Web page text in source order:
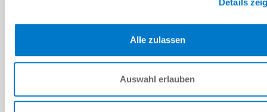
Alle zulassen
Auswahl erlauben
CAD 데이터 다운로드